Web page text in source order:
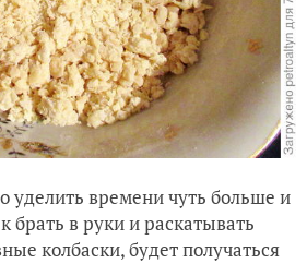
уделить времени чуть больше и
в руки и раскатывать
колбаски, будет получаться